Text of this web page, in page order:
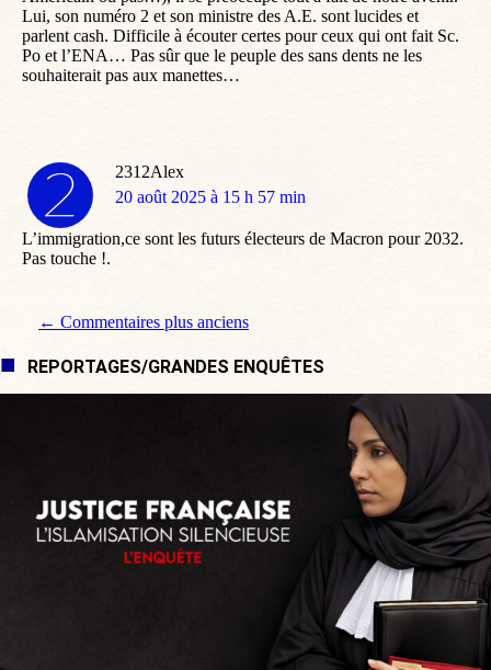
Lui, son numéro 2 et son ministre des A.E. sont lucides et
parlent cash. Difficile à écouter certes pour ceux qui ont fait Sc.
Po et l’ENA… Pas sûr que le peuple des sans dents ne les
souhaiterait pas aux manettes…
2312Alex
dit
20 août 2025 à 15 h 57 min
L’immigration,ce sont les futurs électeurs de Macron pour 2032.
Pas touche !.
Navigation de commentaire
← Commentaires plus anciens
REPORTAGES/GRANDES ENQUÊTES